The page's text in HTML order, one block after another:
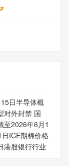
日半导体概
对外封禁 国
至2026年6月1
ICE期棉价格
港股银行行业